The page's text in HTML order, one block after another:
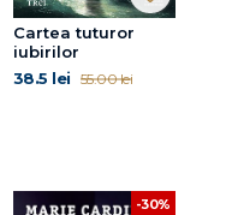
Cartea tuturor
iubirilor
38.5 lei 55.00 lei
-30%